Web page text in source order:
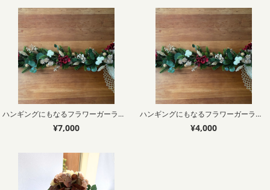
ハンギングにもなるフラワーガーランド 50cm
¥7,000
ハンギングにもなるフラワーガーランド 30cm
¥4,000